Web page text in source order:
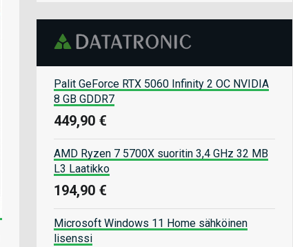
Palit GeForce RTX 5060 Infinity 2 OC NVIDIA
8 GB GDDR7
449,90 €
AMD Ryzen 7 5700X suoritin 3,4 GHz 32 MB
L3 Laatikko
194,90 €
Microsoft Windows 11 Home sähköinen
lisenssi